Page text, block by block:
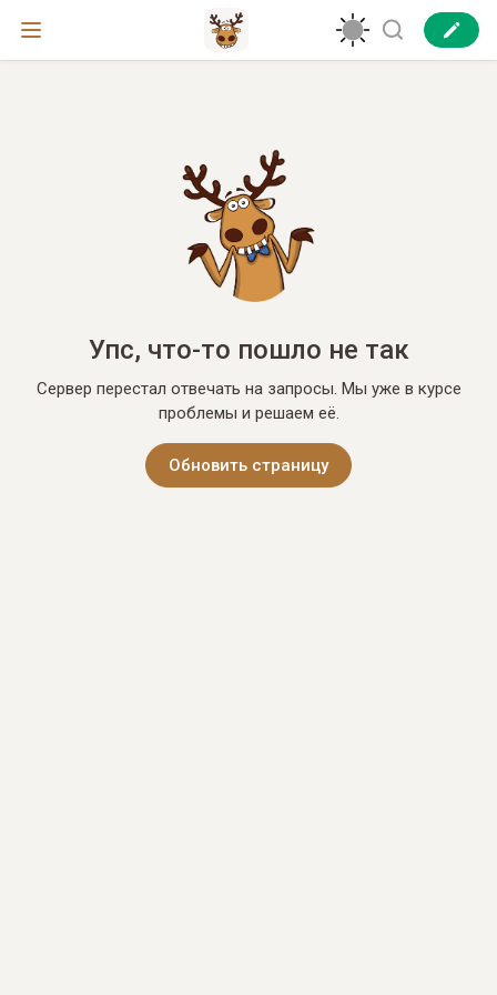
Упс, что-то пошло не так
Сервер перестал отвечать на запросы. Мы уже в курсе
проблемы и решаем её.
Обновить страницу